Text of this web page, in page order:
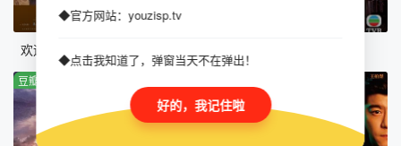
第13集
欢迎光临 二代咖啡
第48集完结
豆瓣:6.0分
◆官方网站：youzisp.tv
◆点击我知道了，弹窗当天不在弹出！
好的，我记住啦